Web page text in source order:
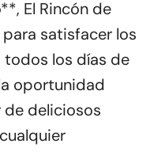
El Rincón de
satisfacer los
los días de
oportunidad
deliciosos